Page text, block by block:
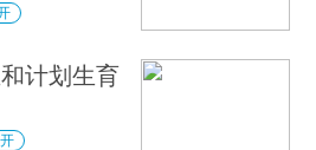
计划生育